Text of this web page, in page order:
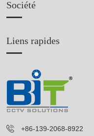
Société
Liens rapides
+86-139-2068-8922